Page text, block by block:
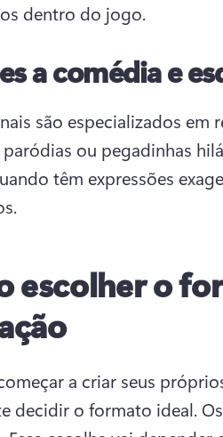
dentro do jogo.
a comédia e
são especializados em
ou pegadinhas
têm expressões
escolher o
a criar seus
decidir o formato ideal.